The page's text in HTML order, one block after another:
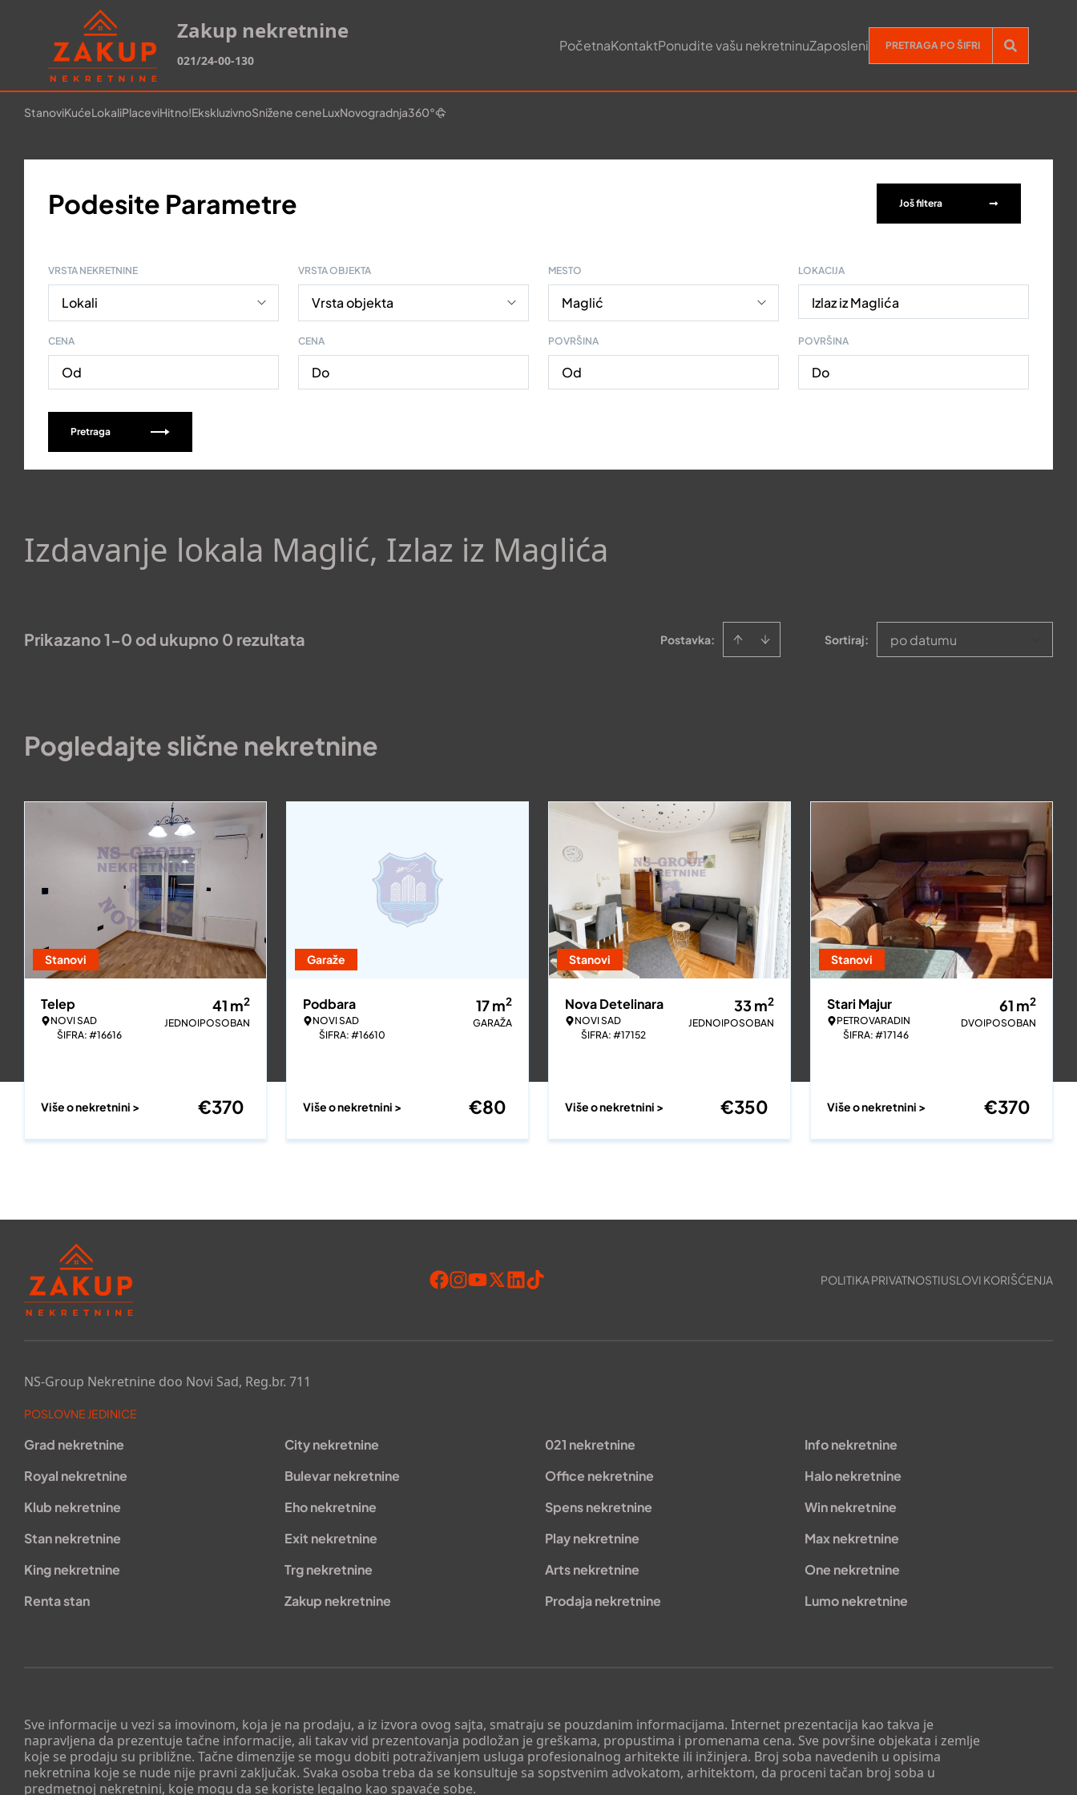
Zakup nekretnine
021/24-00-130
PočetnaKontaktPonudite vašu nekretninuZaposleni
StanoviKućeLokaliPlaceviHitno!EkskluzivnoSnižene ceneLuxNovogradnja360°
Podesite Parametre Još filtera
VRSTA NEKRETNINE VRSTA OBJEKTA MESTO LOKACIJA
Izlaz iz Maglića
CENA CENA POVRŠINA POVRŠINA
Pretraga
Izdavanje lokala Maglić, Izlaz iz Maglića
Prikazano 1-0 od ukupno 0 rezultata Postavka: Sortiraj: po datumu
Pogledajte slične nekretnine
Stanovi
Telep
NOVI SAD
ŠIFRA: #16616
41 m2
JEDNOIPOSOBAN
Više o nekretnini > €370
Garaže
Podbara
NOVI SAD
ŠIFRA: #16610
17m2
GARAŽA
Više o nekretnini > €80
Stanovi
Nova Detelinara
NOVI SAD
ŠIFRA: #17152
33 m2
JEDNOIPOSOBAN
Više o nekretnini > €350
Stanovi
Stari Majur
PETROVARADIN
ŠIFRA: #17146
61 m2
DVOIPOSOBAN
Više o nekretnini > €370
POLITIKA PRIVATNOSTIUSLOVI KORIŠĆENJA
Sve informacije u vezi sa imovinom, koja je na prodaju, a iz izvora ovog sajta, smatraju se pouzdanim informacijama. Internet prezentacija kao takva je
napravljena da prezentuje tačne informacije, ali takav vid prezentovanja podložan je greškama, propustima i promenama cena. Sve površine objekata i zemlje
koje se prodaju su približne. Tačne dimenzije se mogu dobiti potraživanjem usluga profesionalnog arhitekte ili inžinjera. Broj soba navedenih u opisima
nekretnina koje se nude nije pravni zaključak. Svaka osoba treba da se konsultuje sa sopstvenim advokatom, arhitektom, da proceni tačan broj soba u
predmetnoj nekretnini, koje mogu da se koriste legalno kao spavaće sobe.
NS-Group Nekretnine doo Novi Sad, Reg.br. 711
POSLOVNE JEDINICE
Grad nekretnine City nekretnine 021 nekretnine
Info nekretnine
Royal nekretnine
Bulevar nekretnine Office nekretnine
Halo nekretnine
Klub nekretnine
Eho nekretnine Spens nekretnine
Win nekretnine
Stan nekretnine
Exit nekretnine Play nekretnine
Max nekretnine
King nekretnine
Trg nekretnine Arts nekretnine
One nekretnine
Renta stan
Zakup nekretnine Prodaja nekretnine Lumo nekretnine